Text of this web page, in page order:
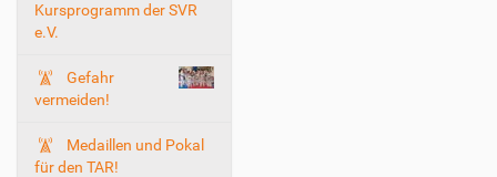
Kursprogramm der SVR
e.V.
Gefahr
vermeiden!
Medaillen und Pokal
für den TAR!